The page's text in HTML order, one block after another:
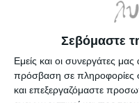
Σεβόμαστε
Εμείς και οι συνεργάτες
πρόσβαση σε πληροφορίες
και επεξεργαζόμαστε
χρόνο
Διαθέσιμο